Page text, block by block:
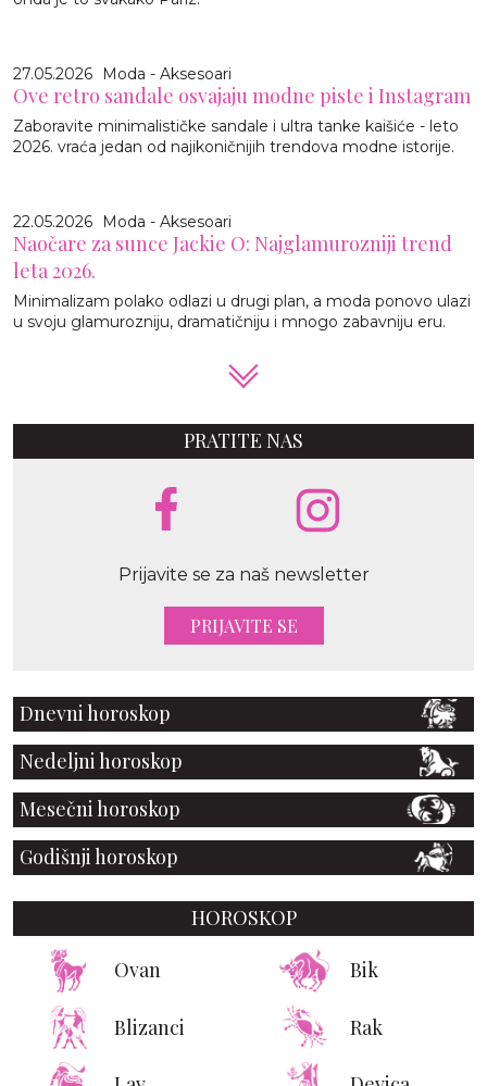
27.05.2026 Moda - Aksesoari
Ove retro sandale osvajaju modne piste i Instagram
Zaboravite minimalističke sandale i ultra tanke kaišiće - leto
2026. vraća jedan od najikoničnijih trendova modne istorije.
22.05.2026 Moda - Aksesoari
Naočare za sunce Jackie O: Najglamurozniji trend
leta 2026.
Minimalizam polako odlazi u drugi plan, a moda ponovo ulazi
u svoju glamurozniju, dramatičniju i mnogo zabavniju eru.
PRATITE NAS
Prijavite se za naš newsletter
PRIJAVITE SE
Dnevni horoskop
Nedeljni horoskop
Mesečni horoskop
Godišnji horoskop
HOROSKOP
Ovan Bik
Blizanci Rak